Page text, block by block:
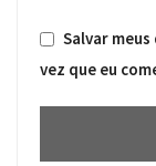
Salvar
vez que eu